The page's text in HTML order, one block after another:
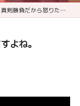
真剣勝負だから怒りたくなりますよね。
よね。